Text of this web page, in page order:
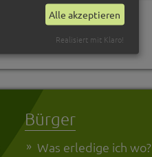
Bürger
Was erledige ich wo?
Alle akzeptieren
Realisiert mit Klaro!